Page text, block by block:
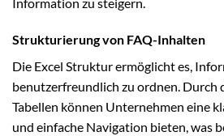
Strukturierung von FAQ-Inhalten
Die Excel Struktur ermöglicht es,
benutzerfreundlich zu ordnen. Durch
Tabellen können Unternehmen eine
und einfache Navigation bieten, was